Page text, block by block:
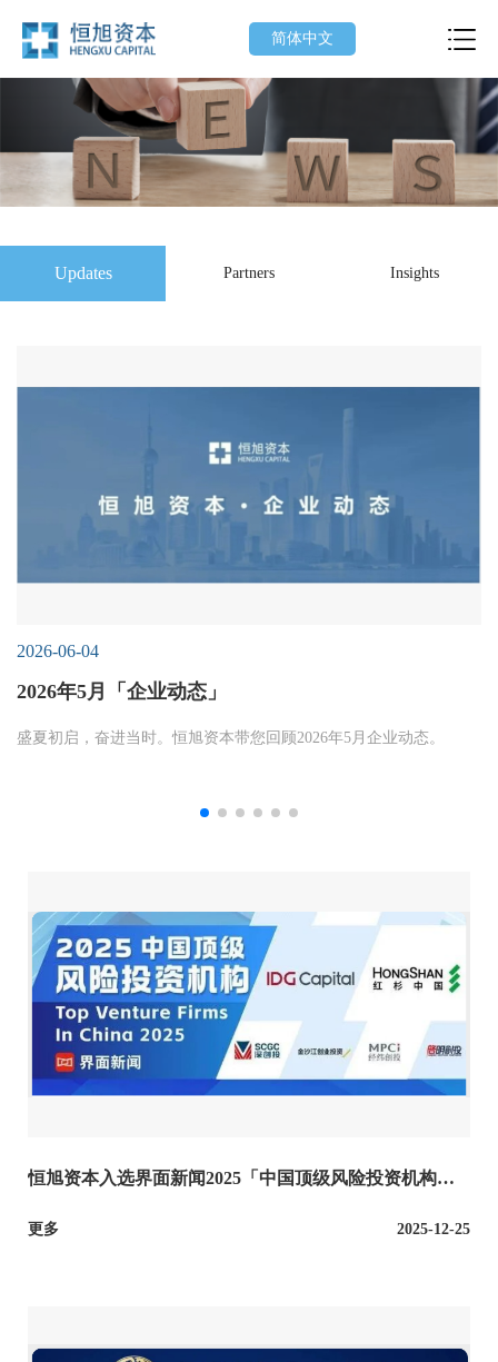
简体中文
Updates Partners Insights
2026-06-04
2026年5月「企业动态」
盛夏初启，奋进当时。恒旭资本带您回顾2026年5月企业动态。
恒旭资本入选界面新闻2025「中国顶级风险投资机构」
更多 2025-12-25